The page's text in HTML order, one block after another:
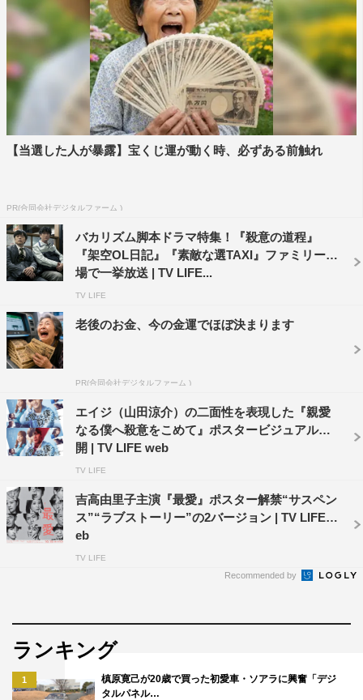
予告編
https://youtu.be/C4p2XtA0byk
＜番組情報＞
WOWOWオリジナルドラマ『殺意の道程』
WOWOWプライム
毎週月曜日 深夜0時から放送（全7話）
※第1話無料放送
＜WEB＞
番組サイト：
https://www.wowow.co.jp/drama/original/satsui/
【当選した人が暴露】宝くじ運が動く時、必ずある前触れ
PR(合同会社デジタルファーム )
バカリズム脚本ドラマ特集！『殺意の道程』
『架空OL日記』『素敵な選TAXI』ファミリー劇
場で一挙放送 | TV LIFE...
TV LIFE
老後のお金、今の金運でほぼ決まります
PR(合同会社デジタルファーム )
エイジ（山田涼介）の二面性を表現した『親愛
なる僕へ殺意をこめて』ポスタービジュアル公
開 | TV LIFE web
TV LIFE
吉高由里子主演『最愛』ポスター解禁“サスペン
ス”“ラブストーリー”の2バージョン | TV LIFE w
eb
TV LIFE
Recommended by
ランキング
1
槙原寛己が20歳で買った初愛車・ソアラに興奮「デジ
タルパネル…